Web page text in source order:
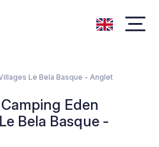
Le Bela Basque - Anglet
Eden
Bela Basque -